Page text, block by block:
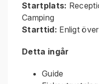
Startplats:
Camping
Starttid: Enligt
Detta ingår
Guide